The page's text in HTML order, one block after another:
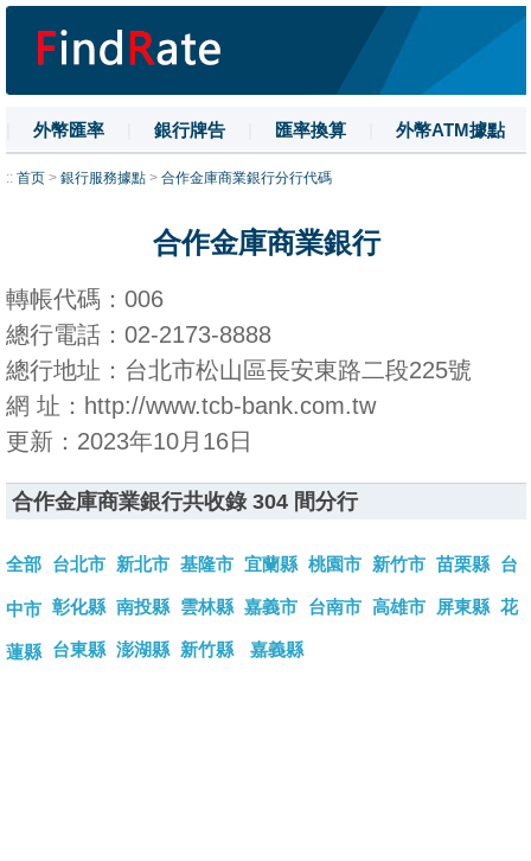
外幣匯率 銀行牌告 匯率換算 外幣ATM據點
| 名詞解釋 | 換匯技巧 | 數字大寫
:: 首页 > 銀行服務據點 > 合作金庫商業銀行分行代碼
合作金庫商業銀行
轉帳代碼：006
總行電話：02-2173-8888
總行地址：台北市松山區長安東路二段225號
網 址：http://www.tcb-bank.com.tw
更新：2023年10月16日
合作金庫商業銀行共收錄 304 間分行
全部 台北市 新北市 基隆市 宜蘭縣 桃園市 新竹市 苗栗縣 台
中市 彰化縣 南投縣 雲林縣 嘉義市 台南市 高雄市 屏東縣 花
蓮縣 台東縣 澎湖縣 新竹縣 嘉義縣